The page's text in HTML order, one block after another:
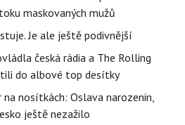
maskovaných mužů
Je ale ještě podivnější
česká rádia a The Rolling
do albové top desítky
na nosítkách: Oslava narozenin,
ještě nezažilo